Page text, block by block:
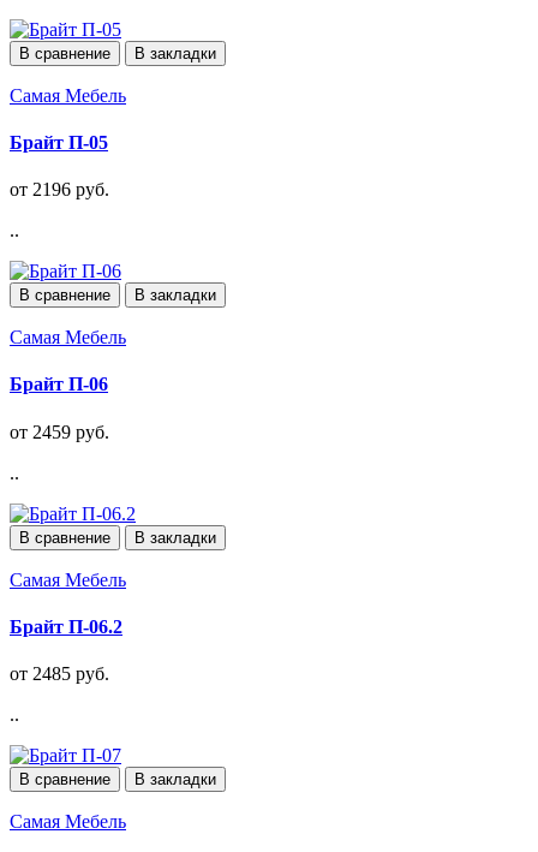
В сравнение В закладки
Самая Мебель
Брайт П-05
от 2196 руб.
..
В сравнение В закладки
Самая Мебель
Брайт П-06
от 2459 руб.
..
В сравнение В закладки
Самая Мебель
Брайт П-06.2
от 2485 руб.
..
В сравнение В закладки
Самая Мебель